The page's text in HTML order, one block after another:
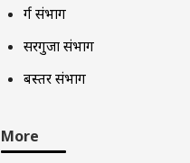
दुर्ग संभाग
सरगुजा संभाग
बस्तर संभाग
More